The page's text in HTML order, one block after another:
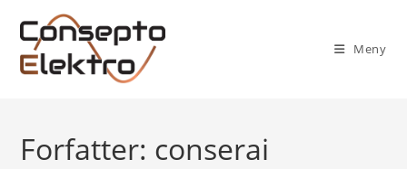
Meny
Forfatter: conserai